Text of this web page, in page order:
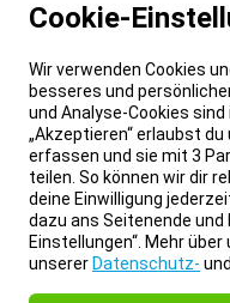
Cookie-
Wir verwenden Cookies
besseres und
und Analyse-Cookies
„Akzeptieren“ erlaubst
erfassen und sie mit 3
teilen. So können wir dir
deine Einwilligung
dazu ans Seitenende und
Einstellungen“. Mehr
unserer Datenschutz- und